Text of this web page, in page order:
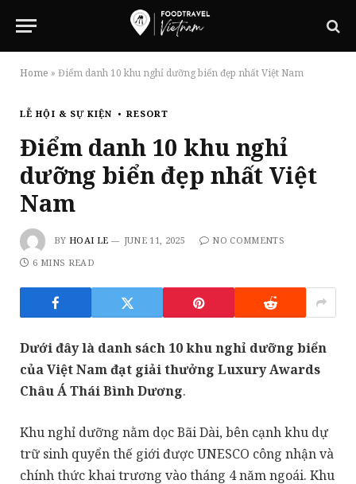
Home » Điểm danh 10 khu nghỉ dưỡng biển đẹp nhất Việt Nam
LỄ HỘI & SỰ KIỆN RESORT
Điểm danh 10 khu nghỉ
dưỡng biển đẹp nhất Việt
Nam
BY HOAI LE JUNE 11, 2025
NO COMMENTS
6 MINS READ
Dưới đây là danh sách 10 khu nghỉ dưỡng biển
của Việt Nam đạt giải thưởng Luxury Awards
Châu Á Thái Bình Dương.
Khu nghỉ dưỡng nằm dọc Bãi Dài, bên cạnh khu dự
trữ sinh quyển thế giới được UNESCO công nhận và
chính thức khai trương vào tháng 4 năm ngoái. Khu